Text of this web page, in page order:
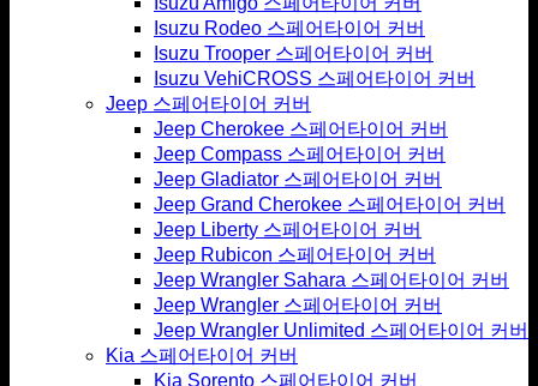
Isuzu Rodeo 스페어타이어 커버
Isuzu Trooper 스페어타이어 커버
Isuzu VehiCROSS 스페어타이어 커버
Jeep 스페어타이어 커버
Jeep Cherokee 스페어타이어 커버
Jeep Compass 스페어타이어 커버
Jeep Gladiator 스페어타이어 커버
Jeep Grand Cherokee 스페어타이어 커버
Jeep Liberty 스페어타이어 커버
Jeep Rubicon 스페어타이어 커버
Jeep Wrangler Sahara 스페어타이어 커버
Jeep Wrangler 스페어타이어 커버
Jeep Wrangler Unlimited 스페어타이어 커버
Kia 스페어타이어 커버
Kia Sorento 스페어타이어 커버